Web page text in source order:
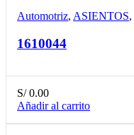
Automotriz, ASIENTOS,
1610044
S/0.00
Añadir al carrito